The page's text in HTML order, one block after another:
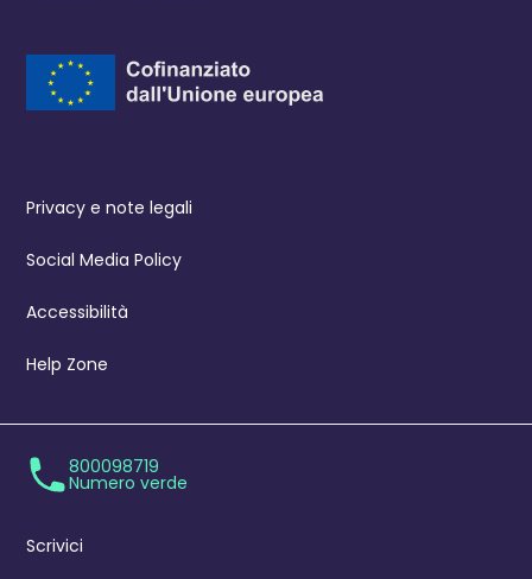
Privacy e note legali
Social Media Policy
Accessibilità
Help Zone
800098719
Numero verde
Scrivici